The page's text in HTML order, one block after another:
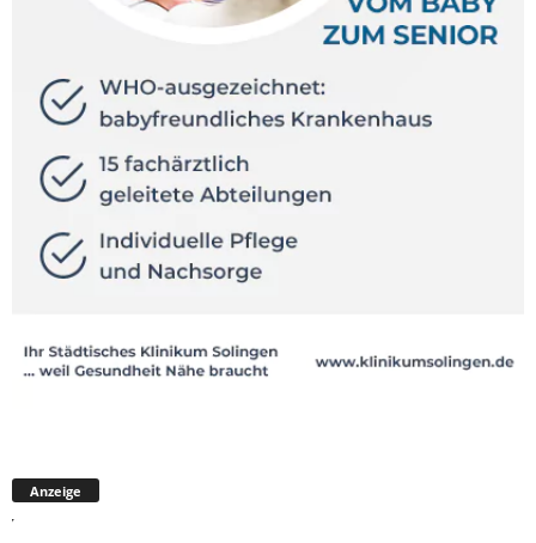
Anzeige